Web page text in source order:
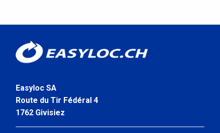
Easyloc SA
Route du Tir Fédéral 4
1762 Givisiez